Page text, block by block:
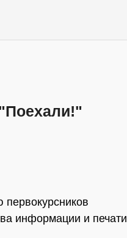
информации и печати